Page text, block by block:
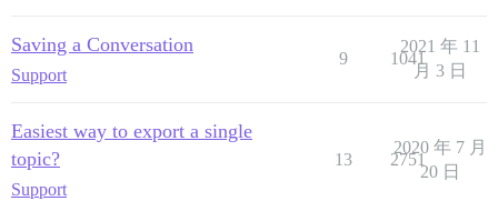
Saving a Conversation
Support
9 1041
2021 年 11
月 3 日
Easiest way to export a single
topic?
Support
13 2751
2020 年 7 月
20 日